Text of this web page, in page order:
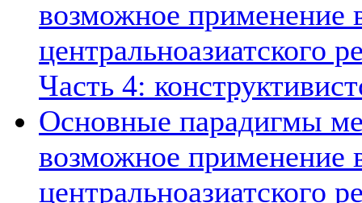
возможное применение
центральноазиатского
Часть 4:
Основные парадигмы
возможное применение
центральноазиатского